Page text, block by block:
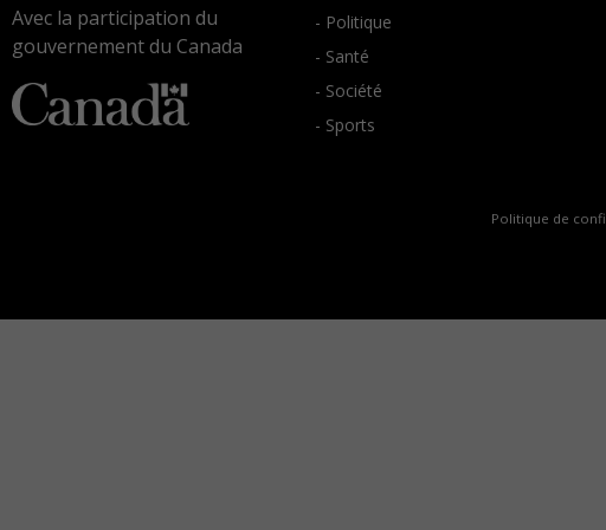
Avec la participation du
gouvernement du Canada
- Politique
- Santé
- Société
- Sports
Politique de